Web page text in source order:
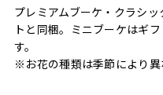
プレミアムブーケ・クラシ
トと同梱。ミニブーケはギ
す。
※お花の種類は季節により異